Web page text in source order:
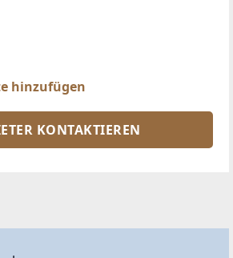
hinzufügen
KONTAKTIEREN